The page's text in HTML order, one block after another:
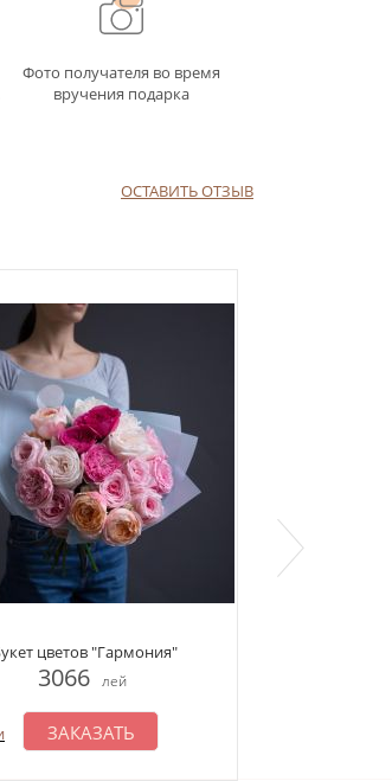
Фото получателя во время
вручения подарка
ОСТАВИТЬ ОТЗЫВ
цветов "Гармония"
3066 лей
ЗАКАЗАТЬ